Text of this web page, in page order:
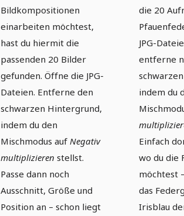
Bildkompositionen
einarbeiten möchtest,
hast du hiermit die
passenden 20 Bilder
gefunden. Öffne die JPG-
Dateien. Entferne den
schwarzen Hintergrund,
indem du den
Mischmodus auf Negativ
multiplizieren stellst.
Passe dann noch
Ausschnitt, Größe und
Position an – schon liegt
die 20
JPG-
entferne
indem du
Einfach
wo du die
möchtest
das
Irisblau